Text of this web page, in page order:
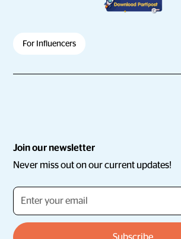
For Influencers
Join our newsletter
Never miss out on our current updates!